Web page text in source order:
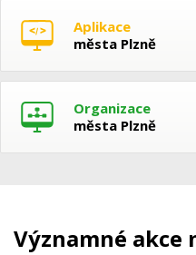
Aplikace
města Plzně
Organizace
města Plzně
Významné akce